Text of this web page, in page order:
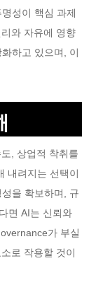
성이 핵심 과제
와 자유에 영향
하고 있으며, 이
, 상업적 착취를
내려지는 선택이
을 확보하며, 규
면 AI는 신뢰와
가 부실
로 작용할 것이